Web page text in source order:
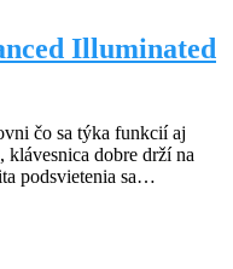
Illuminated
čo sa týka funkcií aj
dobre drží na
podsvietenia sa…